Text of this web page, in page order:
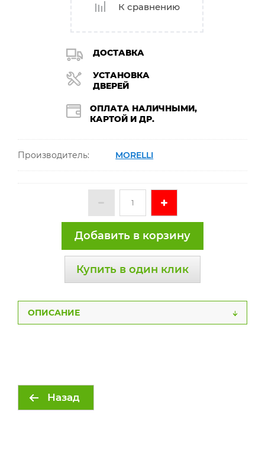
К сравнению
ДОСТАВКА
УСТАНОВКА
ДВЕРЕЙ
ОПЛАТА НАЛИЧНЫМИ,
КАРТОЙ И ДР.
Производитель: MORELLI
Добавить в корзину
Купить в один клик
ОПИСАНИЕ
Назад